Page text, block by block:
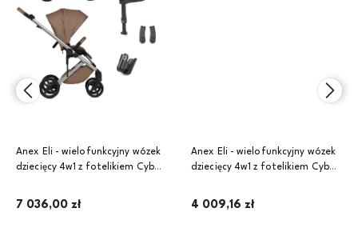
Anex Eli - wielofunkcyjny wózek
dziecięcy 4w1 z fotelikiem Cybex
Secret
7 036,00 zł
Anex Eli - wielofunkcyjny wózek
dziecięcy 4w1 z fotelikiem Cybex
Fantasy
4 009,16 zł